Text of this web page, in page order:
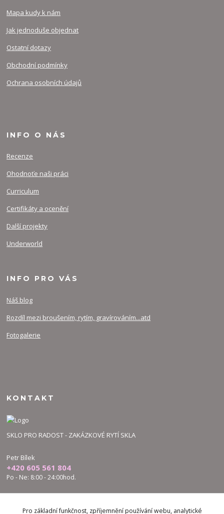
Mapa kudy k nám
Jak jednoduše objednat
Ostatní dotazy
Obchodní podmínky
Ochrana osobních údajů
INFO O NÁS
Recenze
Ohodnoťe naši práci
Curriculum
Certifikáty a ocenění
Další projekty
Underworld
INFO PRO VÁS
Náš blog
Rozdíl mezi broušením, rytím, gravírováním...atd
Fotogalerie
KONTAKT
SKLO PRO RADOST - ZAKÁZKOVÉ RYTÍ SKLA
Petr Bílek
+420 605 561 804
Po - Ne: 8:00 - 24:00hod.
bilek.petr@skloproradost.cz
Pro základní funkčnost, zpříjemnění používání webu, analytické